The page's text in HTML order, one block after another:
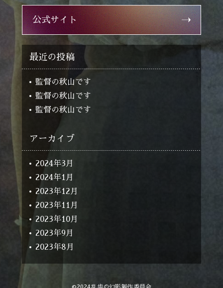
公式サイト
最近の投稿
監督の秋山です
監督の秋山です
監督の秋山です
アーカイブ
2024年3月
2024年1月
2023年12月
2023年11月
2023年10月
2023年9月
2023年8月